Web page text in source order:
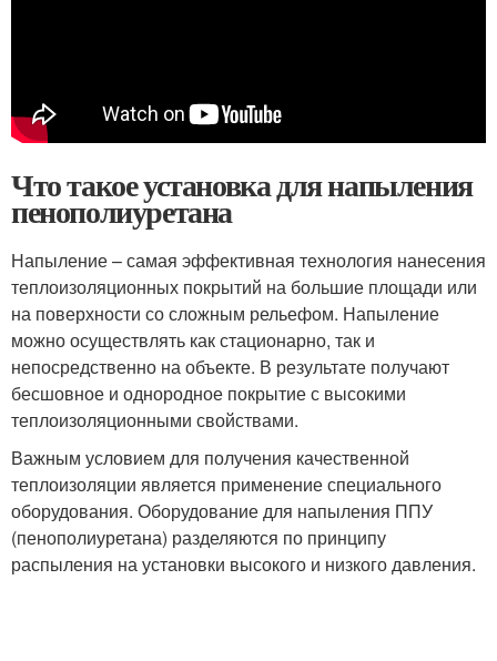
Что такое установка для напыления
пенополиуретана
Напыление – самая эффективная технология нанесения
теплоизоляционных покрытий на большие площади или
на поверхности со сложным рельефом. Напыление
можно осуществлять как стационарно, так и
непосредственно на объекте. В результате получают
бесшовное и однородное покрытие с высокими
теплоизоляционными свойствами.
Важным условием для получения качественной
теплоизоляции является применение специального
оборудования. Оборудование для напыления ППУ
(пенополиуретана) разделяются по принципу
распыления на установки высокого и низкого давления.